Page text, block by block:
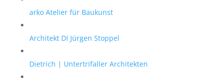
arko Atelier für Baukunst
Architekt DI Jürgen Stoppel
Dietrich | Untertrifaller Architekten